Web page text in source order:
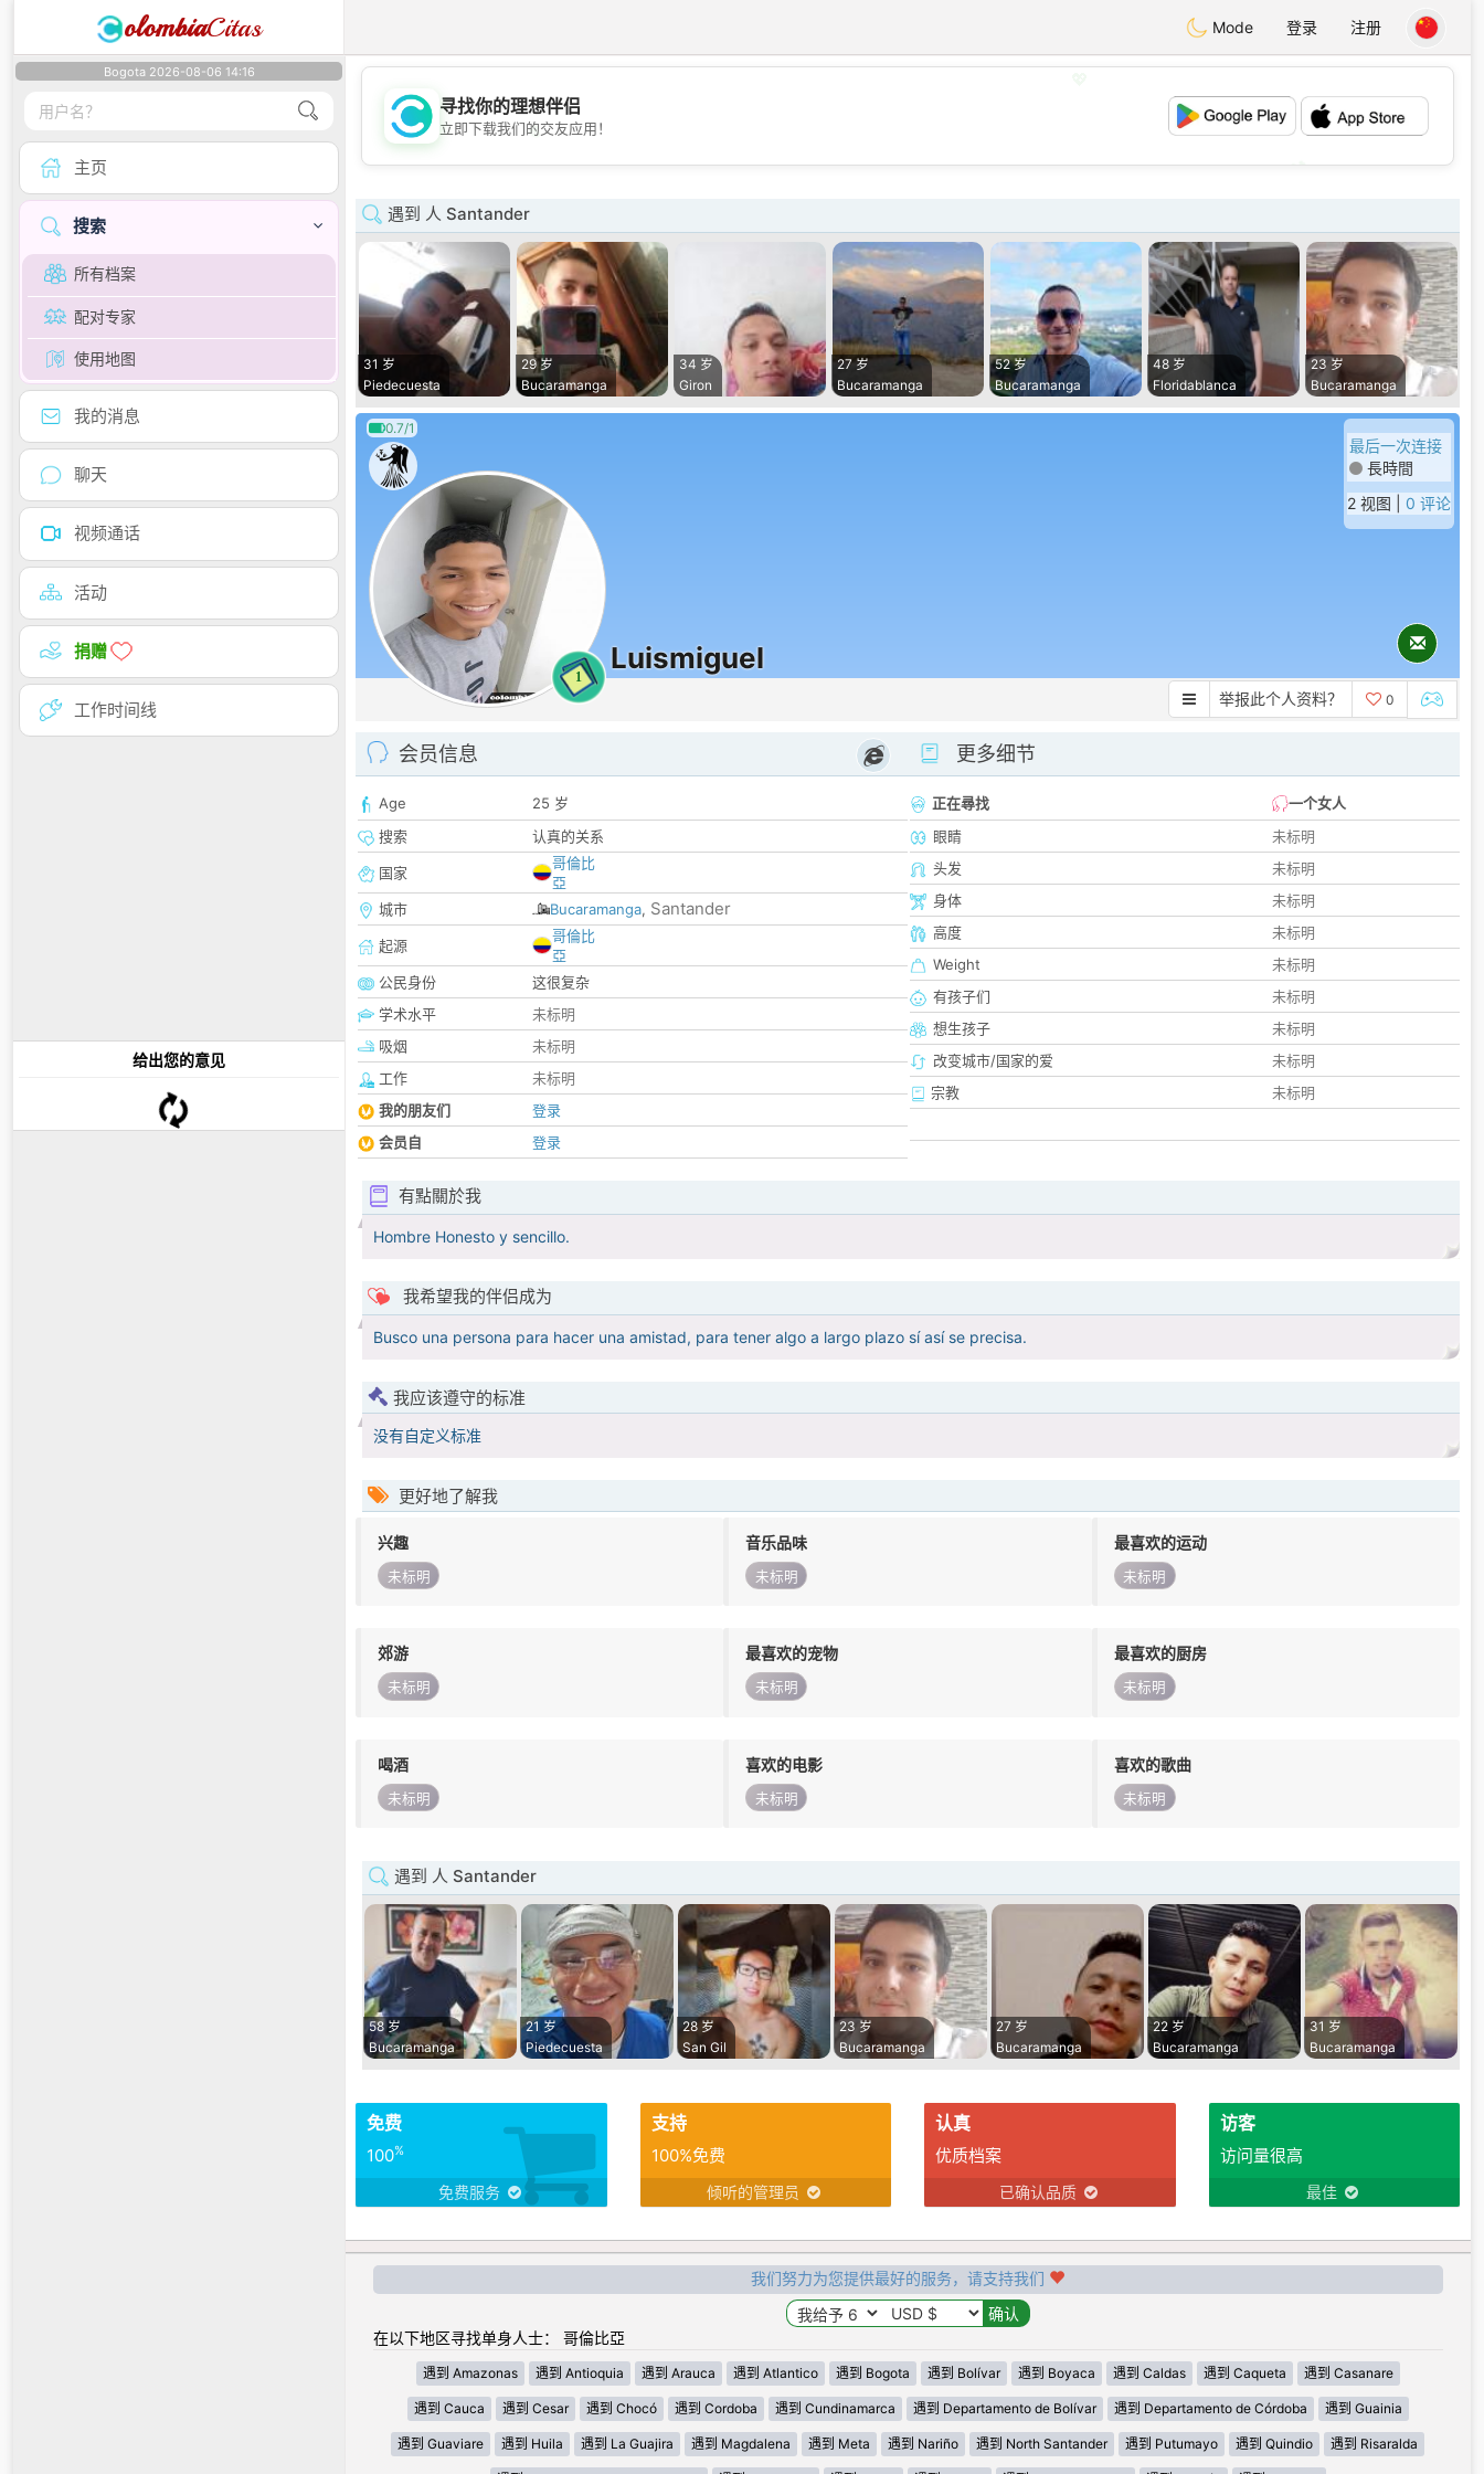
olombiaCitas Mode 登录 注册
Bogota 2026-08-06 14:16
主页
搜索
所有档案
配对专家
使用地图
我的消息
聊天
视频通话
活动
捐赠
工作时间线
给出您的意见
💖
💕
寻找你的理想伴侣
立即下载我们的交友应用！
遇到 人 Santander
31 岁
Piedecuesta
29 岁
Bucaramanga
34 岁
Giron
27 岁
Bucaramanga
52 岁
Bucaramanga
48 岁
Floridablanca
23 岁
Bucaramanga
0.7/1
1
Luismiguel
最后一次连接
長時間
2 视图 | 0 评论
举报此个人资料？ 0
会员信息
Age
25 岁
搜索
认真的关系
国家
哥倫比
亞
城市
Bucaramanga, Santander
起源
哥倫比
亞
公民身份
这很复杂
学术水平
未标明
吸烟
未标明
工作
未标明
我的朋友们
登录
会员自
登录
更多细节
正在尋找
一个女人
眼睛
未标明
头发
未标明
身体
未标明
高度
未标明
Weight
未标明
有孩子们
未标明
想生孩子
未标明
改变城市/国家的爱
未标明
宗教
未标明
有點關於我
Hombre Honesto y sencillo.
我希望我的伴侣成为
Busco una persona para hacer una amistad, para tener algo a largo plazo sí así se precisa.
我应该遵守的标准
没有自定义标准
更好地了解我
兴趣
未标明
音乐品味
未标明
最喜欢的运动
未标明
郊游
未标明
最喜欢的宠物
未标明
最喜欢的厨房
未标明
喝酒
未标明
喜欢的电影
未标明
喜欢的歌曲
未标明
遇到 人 Santander
58 岁
Bucaramanga
21 岁
Piedecuesta
28 岁
San Gil
23 岁
Bucaramanga
27 岁
Bucaramanga
22 岁
Bucaramanga
31 岁
Bucaramanga
免费
100%
免费服务
支持
100%免费
倾听的管理员
认真
优质档案
已确认品质
访客
访问量很高
最佳
我们努力为您提供最好的服务，请支持我们
在以下地区寻找单身人士： 哥倫比亞
遇到 Amazonas 遇到 Antioquia 遇到 Arauca 遇到 Atlantico 遇到 Bogota 遇到 Bolívar 遇到 Boyaca 遇到 Caldas 遇到 Caqueta 遇到 Casanare
遇到 Cauca 遇到 Cesar 遇到 Chocó 遇到 Cordoba 遇到 Cundinamarca 遇到 Departamento de Bolívar 遇到 Departamento de Córdoba 遇到 Guainia
遇到 Guaviare 遇到 Huila 遇到 La Guajira 遇到 Magdalena 遇到 Meta 遇到 Nariño 遇到 North Santander 遇到 Putumayo 遇到 Quindio 遇到 Risaralda